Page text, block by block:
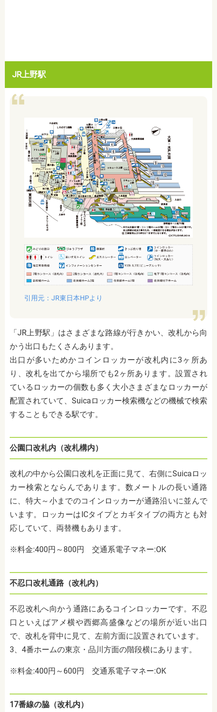
JR上野駅
引用元： JR東日本HPより
「JR上野駅」はさまざまな路線が行きかい、改札から向
かう出口もたくさんあります。
出口が多いためかコインロッカーが改札内に3ヶ所あ
り、改札を出てから場所でも2ヶ所あります。設置され
ているロッカーの個数も多く大小さまざまなロッカーが
配置されていて、Suicaロッカー検索機などの機械で検索
することもできる駅です。
公園口改札内（改札構内）
改札の中から公園口改札を正面に見て、右側にSuicaロッ
カー検索とならんであります。 数メートルの長い通路
に、特大～小までのコインロッカーが通路沿いに並んで
います。ロッカーはICタイプとカギタイプの両方とも対
応していて、両替機もあります。
※料金:400円～800円 交通系電子マネー:OK
不忍口改札通路（改札内）
不忍改札へ向かう通路にあるコインロッカーです。不忍
口といえばアメ横や西郷高盛像などの場所が近い出口
で、改札を背中に見て、左前方面に設置されています。
3、4番ホームの東京・品川方面の階段横にあります。
※料金:400円～600円 交通系電子マネー:OK
17番線の脇（改札内）